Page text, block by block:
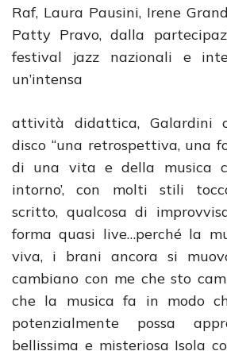
Raf, Laura Pausini, Irene
Patty Pravo, dalla
festival jazz nazionali e
un’intensa
attività didattica, Galardini
disco “una retrospettiva, una
di una vita e della musica
intorno’, con molti stili
scritto, qualcosa di
forma quasi live…perché la
viva, i brani ancora si
cambiano con me che sto
che la musica fa in modo
potenzialmente possa
bellissima e misteriosa Isola